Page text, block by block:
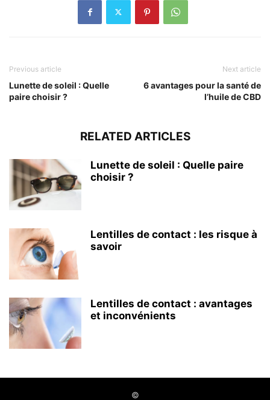
Previous article
Lunette de soleil : Quelle
paire choisir ?
Next article
6 avantages pour la santé de
l’huile de CBD
RELATED ARTICLES
Lunette de soleil : Quelle paire
choisir ?
Lentilles de contact : les risque à
savoir
Lentilles de contact : avantages
et inconvénients
©